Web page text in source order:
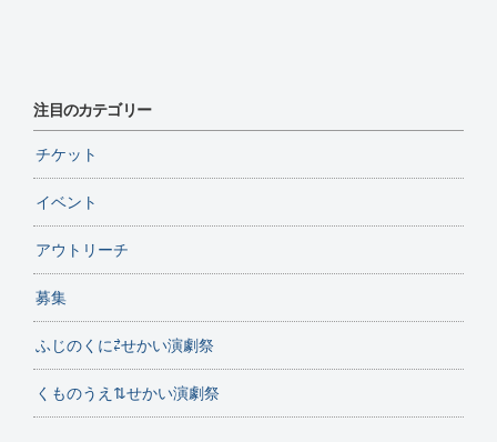
注目のカテゴリー
チケット
イベント
アウトリーチ
募集
ふじのくに⇄せかい演劇祭
くものうえ⇅せかい演劇祭